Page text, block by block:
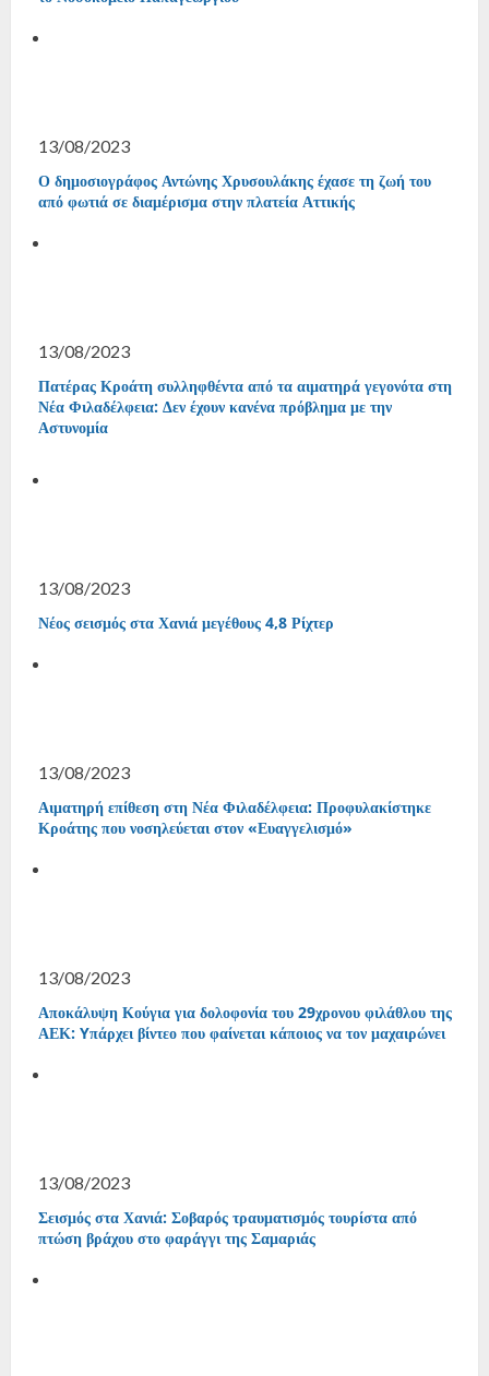
13/08/2023
Ο δημοσιογράφος Αντώνης Χρυσουλάκης έχασε τη ζωή του
από φωτιά σε διαμέρισμα στην πλατεία Αττικής
13/08/2023
Πατέρας Κροάτη συλληφθέντα από τα αιματηρά γεγονότα στη
Νέα Φιλαδέλφεια: Δεν έχουν κανένα πρόβλημα με την
Αστυνομία
13/08/2023
Νέος σεισμός στα Χανιά μεγέθους 4,8 Ρίχτερ
13/08/2023
Αιματηρή επίθεση στη Νέα Φιλαδέλφεια: Προφυλακίστηκε
Κροάτης που νοσηλεύεται στον «Ευαγγελισμό»
13/08/2023
Αποκάλυψη Κούγια για δολοφονία του 29χρονου φιλάθλου της
ΑΕΚ: Yπάρχει βίντεο που φαίνεται κάποιος να τον μαχαιρώνει
13/08/2023
Σεισμός στα Χανιά: Σοβαρός τραυματισμός τουρίστα από
πτώση βράχου στο φαράγγι της Σαμαριάς